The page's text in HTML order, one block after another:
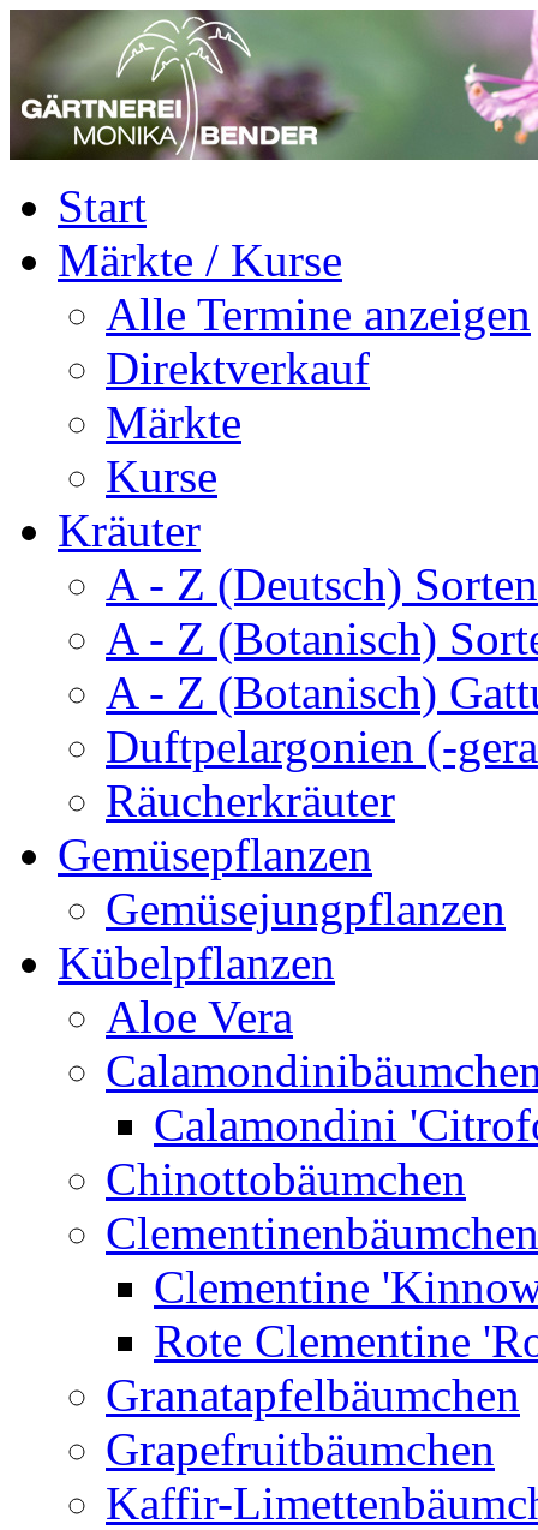
Start
Märkte / Kurse
Alle Termine anzeigen
Direktverkauf
Märkte
Kurse
Kräuter
A - Z (Deutsch)
A - Z (Botanisch)
A - Z (Botanisch)
Duftpelargonien (-
Räucherkräuter
Gemüsepflanzen
Gemüsejungpflanzen
Kübelpflanzen
Aloe Vera
Calamondini
Chinottobäumchen
Clementinenbäumchen
Clementine
Rote Clementine
Granatapfelbäumchen
Grapefruitbäumchen
Kaffir-